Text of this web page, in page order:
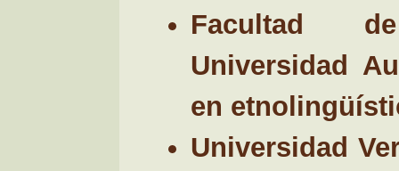
Facultad
Universidad
en
Universidad